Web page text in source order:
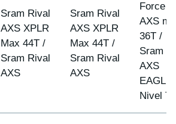
Sram Rival
AXS XPLR
Max 44T /
Sram Rival
AXS
Sram Rival
AXS XPLR
Max 44T /
Sram Rival
AXS
Force
AXS
36T /
Sram
AXS
EAGLE
Nivel